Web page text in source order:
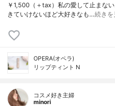
￥1,500（＋tax）私の愛して止まな
きていけないほど大好きなも…続きを
OPERA(オペラ)
リップティント N
コスメ好き主婦
minori